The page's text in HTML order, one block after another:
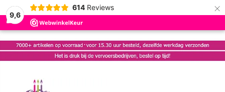
9,6
614 Reviews ×